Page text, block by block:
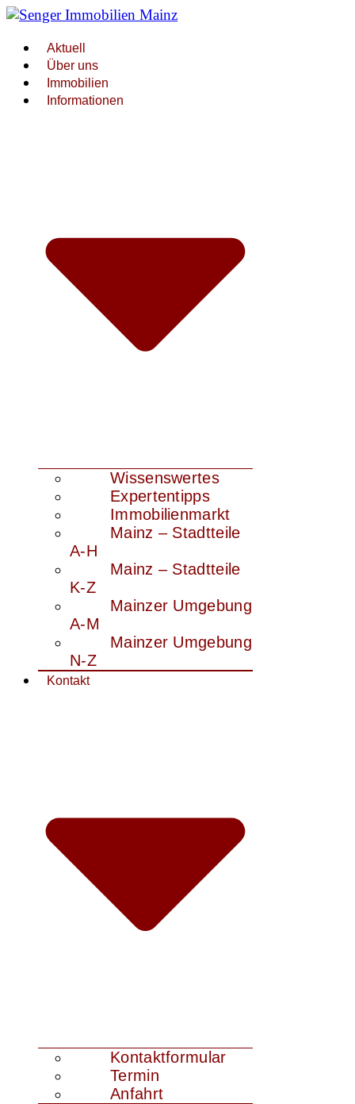
Aktuell
Über uns
Immobilien
Informationen
Wissenswertes
Expertentipps
Immobilienmarkt
Mainz – Stadtteile
A-H
Mainz – Stadtteile
K-Z
Mainzer Umgebung
A-M
Mainzer Umgebung
N-Z
Kontakt
Kontaktformular
Termin
Anfahrt